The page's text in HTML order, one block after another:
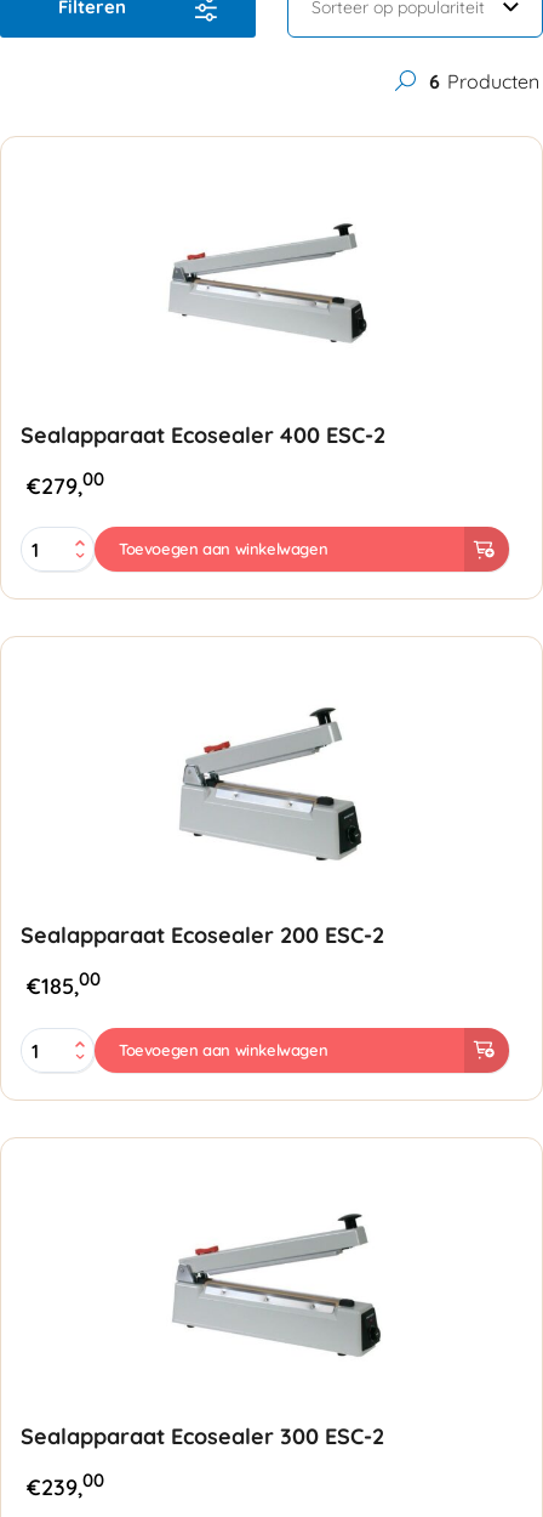
Filteren
6 Producten
Sealapparaat Ecosealer 400 ESC-2
€279,00
Sealapparaat
Ecosealer
2
Toevoegen aan winkelwagen
Sealapparaat Ecosealer 200 ESC-2
€185,00
Sealapparaat
Ecosealer
ESC-
2
Toevoegen aan winkelwagen
Sealapparaat Ecosealer 300 ESC-2
€239,00